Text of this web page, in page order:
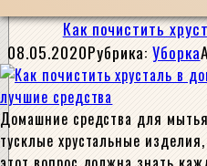
Как почистить
08.05.2020Рубрика: Уборка
Домашние средства для
тусклые хрустальные